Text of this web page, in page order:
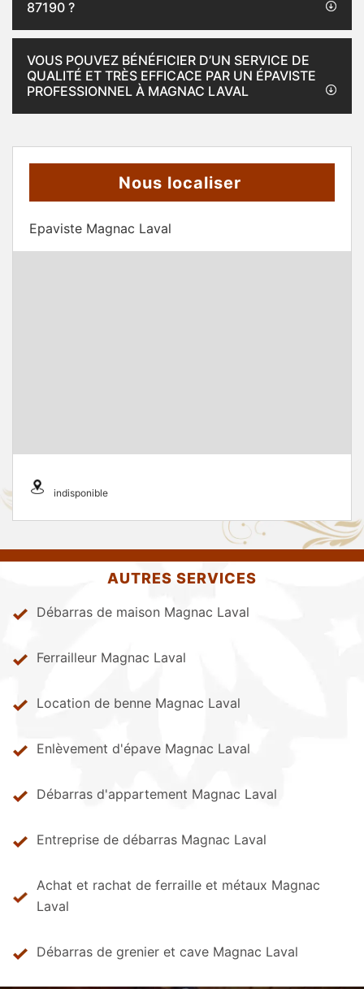
87190 ?
VOUS POUVEZ BÉNÉFICIER D’UN SERVICE DE
QUALITÉ ET TRÈS EFFICACE PAR UN ÉPAVISTE
PROFESSIONNEL À MAGNAC LAVAL
Nous localiser
Epaviste Magnac Laval
indisponible
AUTRES SERVICES
Débarras de maison Magnac Laval
Ferrailleur Magnac Laval
Location de benne Magnac Laval
Enlèvement d'épave Magnac Laval
Débarras d'appartement Magnac Laval
Entreprise de débarras Magnac Laval
Achat et rachat de ferraille et métaux Magnac
Laval
Débarras de grenier et cave Magnac Laval